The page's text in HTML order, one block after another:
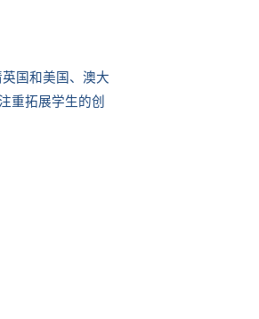
国和美国、澳大
重拓展学生的创